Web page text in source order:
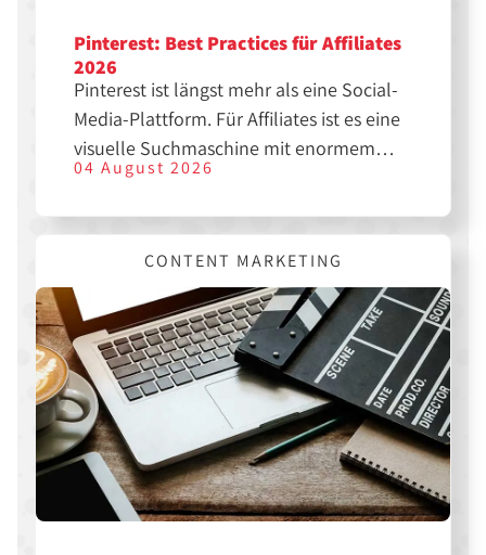
Pinterest: Best Practices für Affiliates
2026
Pinterest ist längst mehr als eine Social-
Media-Plattform. Für Affiliates ist es eine
visuelle Suchmaschine mit enormem
SEO-Potenzial. Wer die richtigen Pins
und Sales generieren. Hier erfährst du,
was dir dabei hilft.
04 August 2026
CONTENT MARKETING